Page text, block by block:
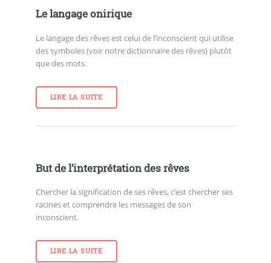
Le langage onirique
Le langage des rêves est celui de l’inconscient qui utilise
des symboles (voir notre dictionnaire des rêves) plutôt
que des mots.
LIRE LA SUITE
But de l’interprétation des rêves
Chercher la signification de ses rêves, c’est chercher ses
racines et comprendre les messages de son
inconscient.
LIRE LA SUITE